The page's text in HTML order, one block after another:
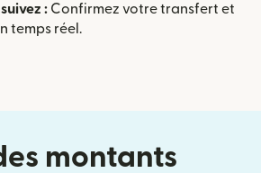
: Confirmez votre transfert et
temps réel.
montants